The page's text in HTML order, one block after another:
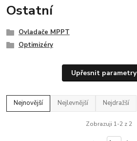
Ostatní
Ovladače MPPT
Optimizéry
Upřesnit parametry
Nejnovější Nejlevnější Nejdražší
Zobrazuji 1-2 z 2